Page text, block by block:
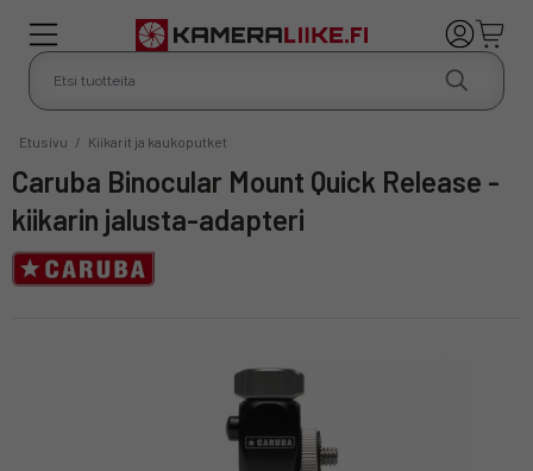
Etusivu / Kiikarit ja kaukoputket
Caruba Binocular Mount Quick Release -
kiikarin jalusta-adapteri